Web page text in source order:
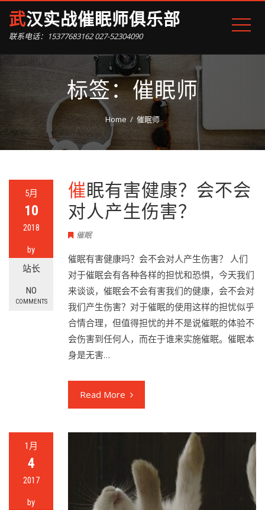
武汉实战催眠师俱乐部
联系电话：15377683162 027-52304090
标签：催眠师
Home 催眠师
5月
10
2018
by
站长
NO
COMMENTS
催眠有害健康？会不会
对人产生伤害？
催眠
催眠有害健康吗？会不会对人产生伤害？ 人们
对于催眠会有各种各样的担忧和恐惧，今天我们
来谈谈，催眠会不会有害我们的健康，会不会对
我们产生伤害？对于催眠的使用这样的担忧似乎
合情合理，但值得担忧的并不是说催眠的体验不
会伤害到任何人，而在于谁来实施催眠。催眠本
身是无害…
Read More
1月
4
2017
by